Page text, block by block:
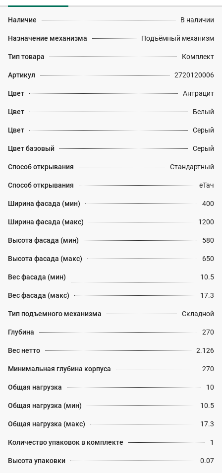
Наличие В наличии
Назначение механизма Подъёмный механизм
Тип товара Комплект
Артикул 2720120006
Цвет Антрацит
Цвет Белый
Цвет Серый
Цвет базовый Серый
Способ открывания Стандартный
Способ открывания еТач
Ширина фасада (мин) 400
Ширина фасада (макс) 1200
Высота фасада (мин) 580
Высота фасада (макс) 650
Вес фасада (мин) 10.5
Вес фасада (макс) 17.3
Тип подъемного механизма Складной
Глубина 270
Вес нетто 2.126
Минимальная глубина корпуса 270
Общая нагрузка 10
Общая нагрузка (мин) 10.5
Общая нагрузка (макс) 17.3
Количество упаковок в комплекте 1
Высота упаковки 0.07